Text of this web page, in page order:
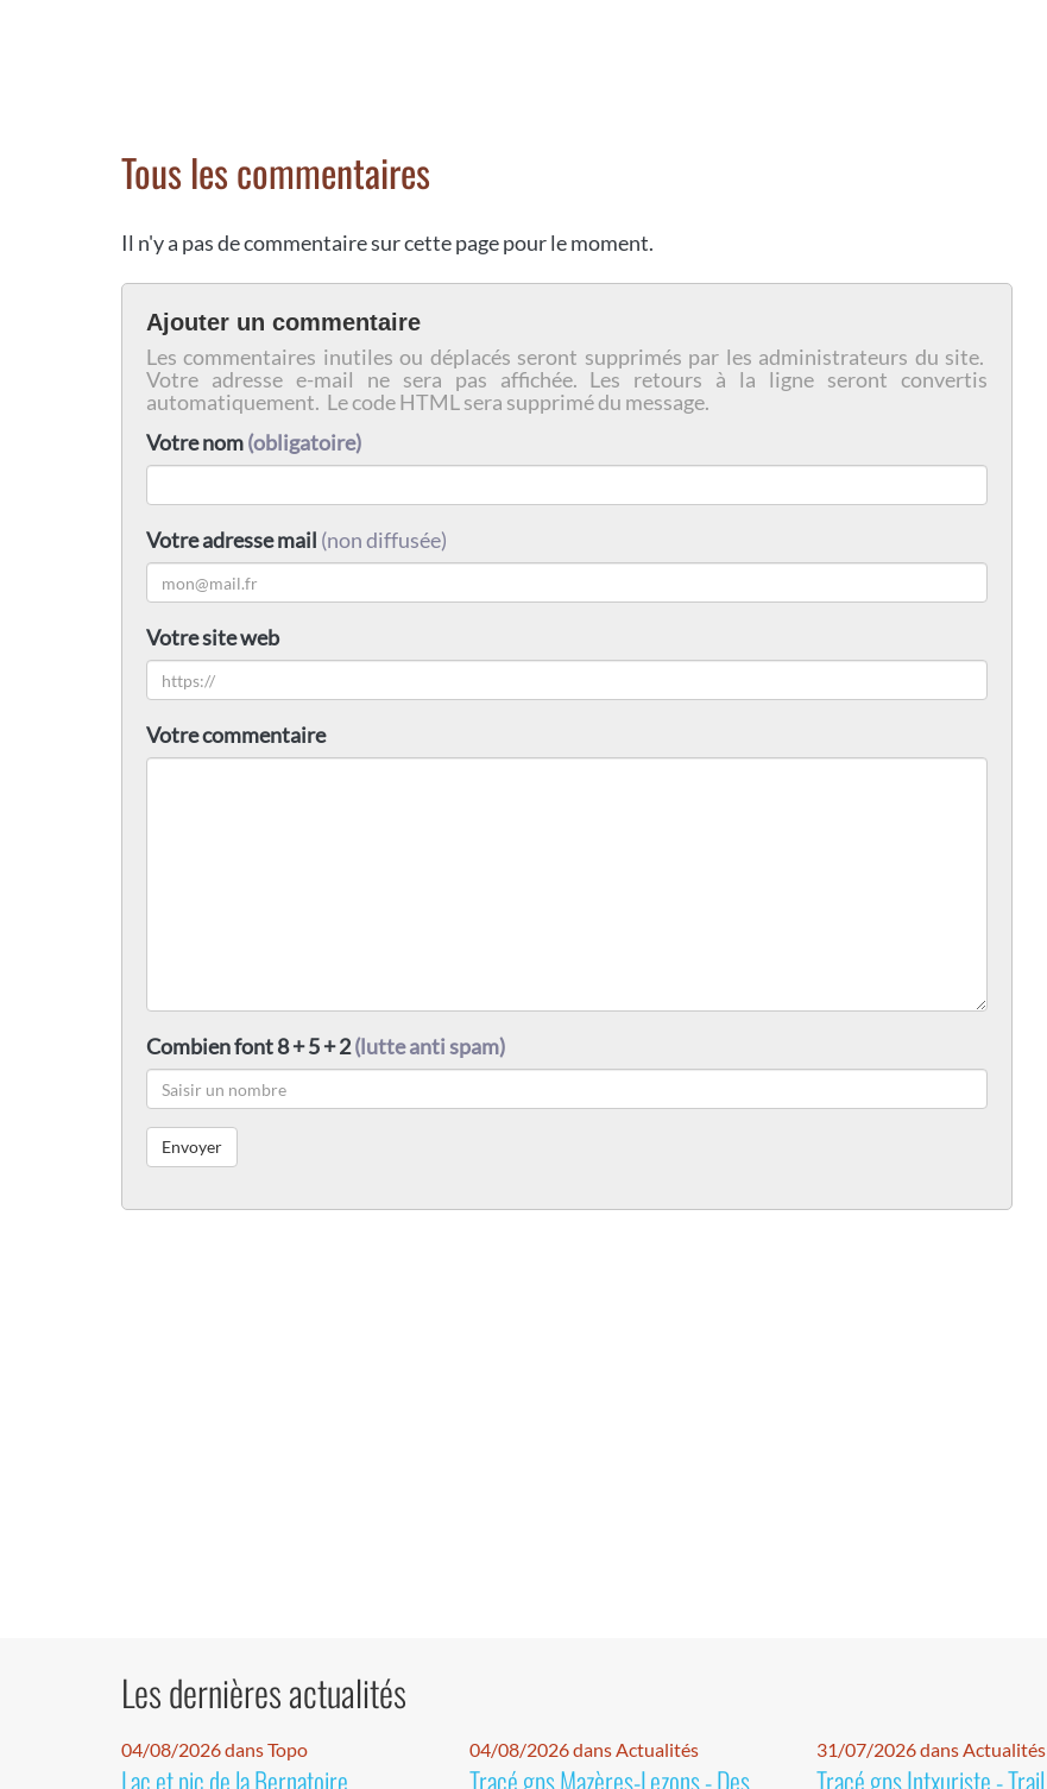
Tous les commentaires
Il n'y a pas de commentaire sur cette page pour le moment.
Ajouter un commentaire
Les commentaires inutiles ou déplacés seront supprimés par les administrateurs du site.
Votre adresse e-mail ne sera pas affichée. Les retours à la ligne seront convertis
automatiquement. Le code HTML sera supprimé du message.
Votre nom(obligatoire)
Votre adresse mail (non diffusée)
Votre site web
Votre commentaire
Combien font 8 + 5 + 2(lutte anti spam)
Les dernières actualités
04/08/2026 dans Topo
Lac et pic de la Bernatoire
04/08/2026 dans Actualités
Tracé gps Mazères-Lezons - Des
31/07/2026 dans Actualités
Tracé gps Intxuriste - Trail